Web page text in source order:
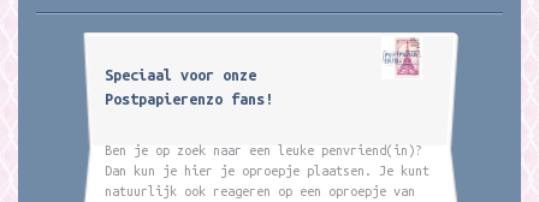
Speciaal voor onze
Postpapierenzo fans!
Ben je op zoek naar een leuke penvriend(in)?
Dan kun je hier je oproepje plaatsen. Je kunt
natuurlijk ook reageren op een oproepje van